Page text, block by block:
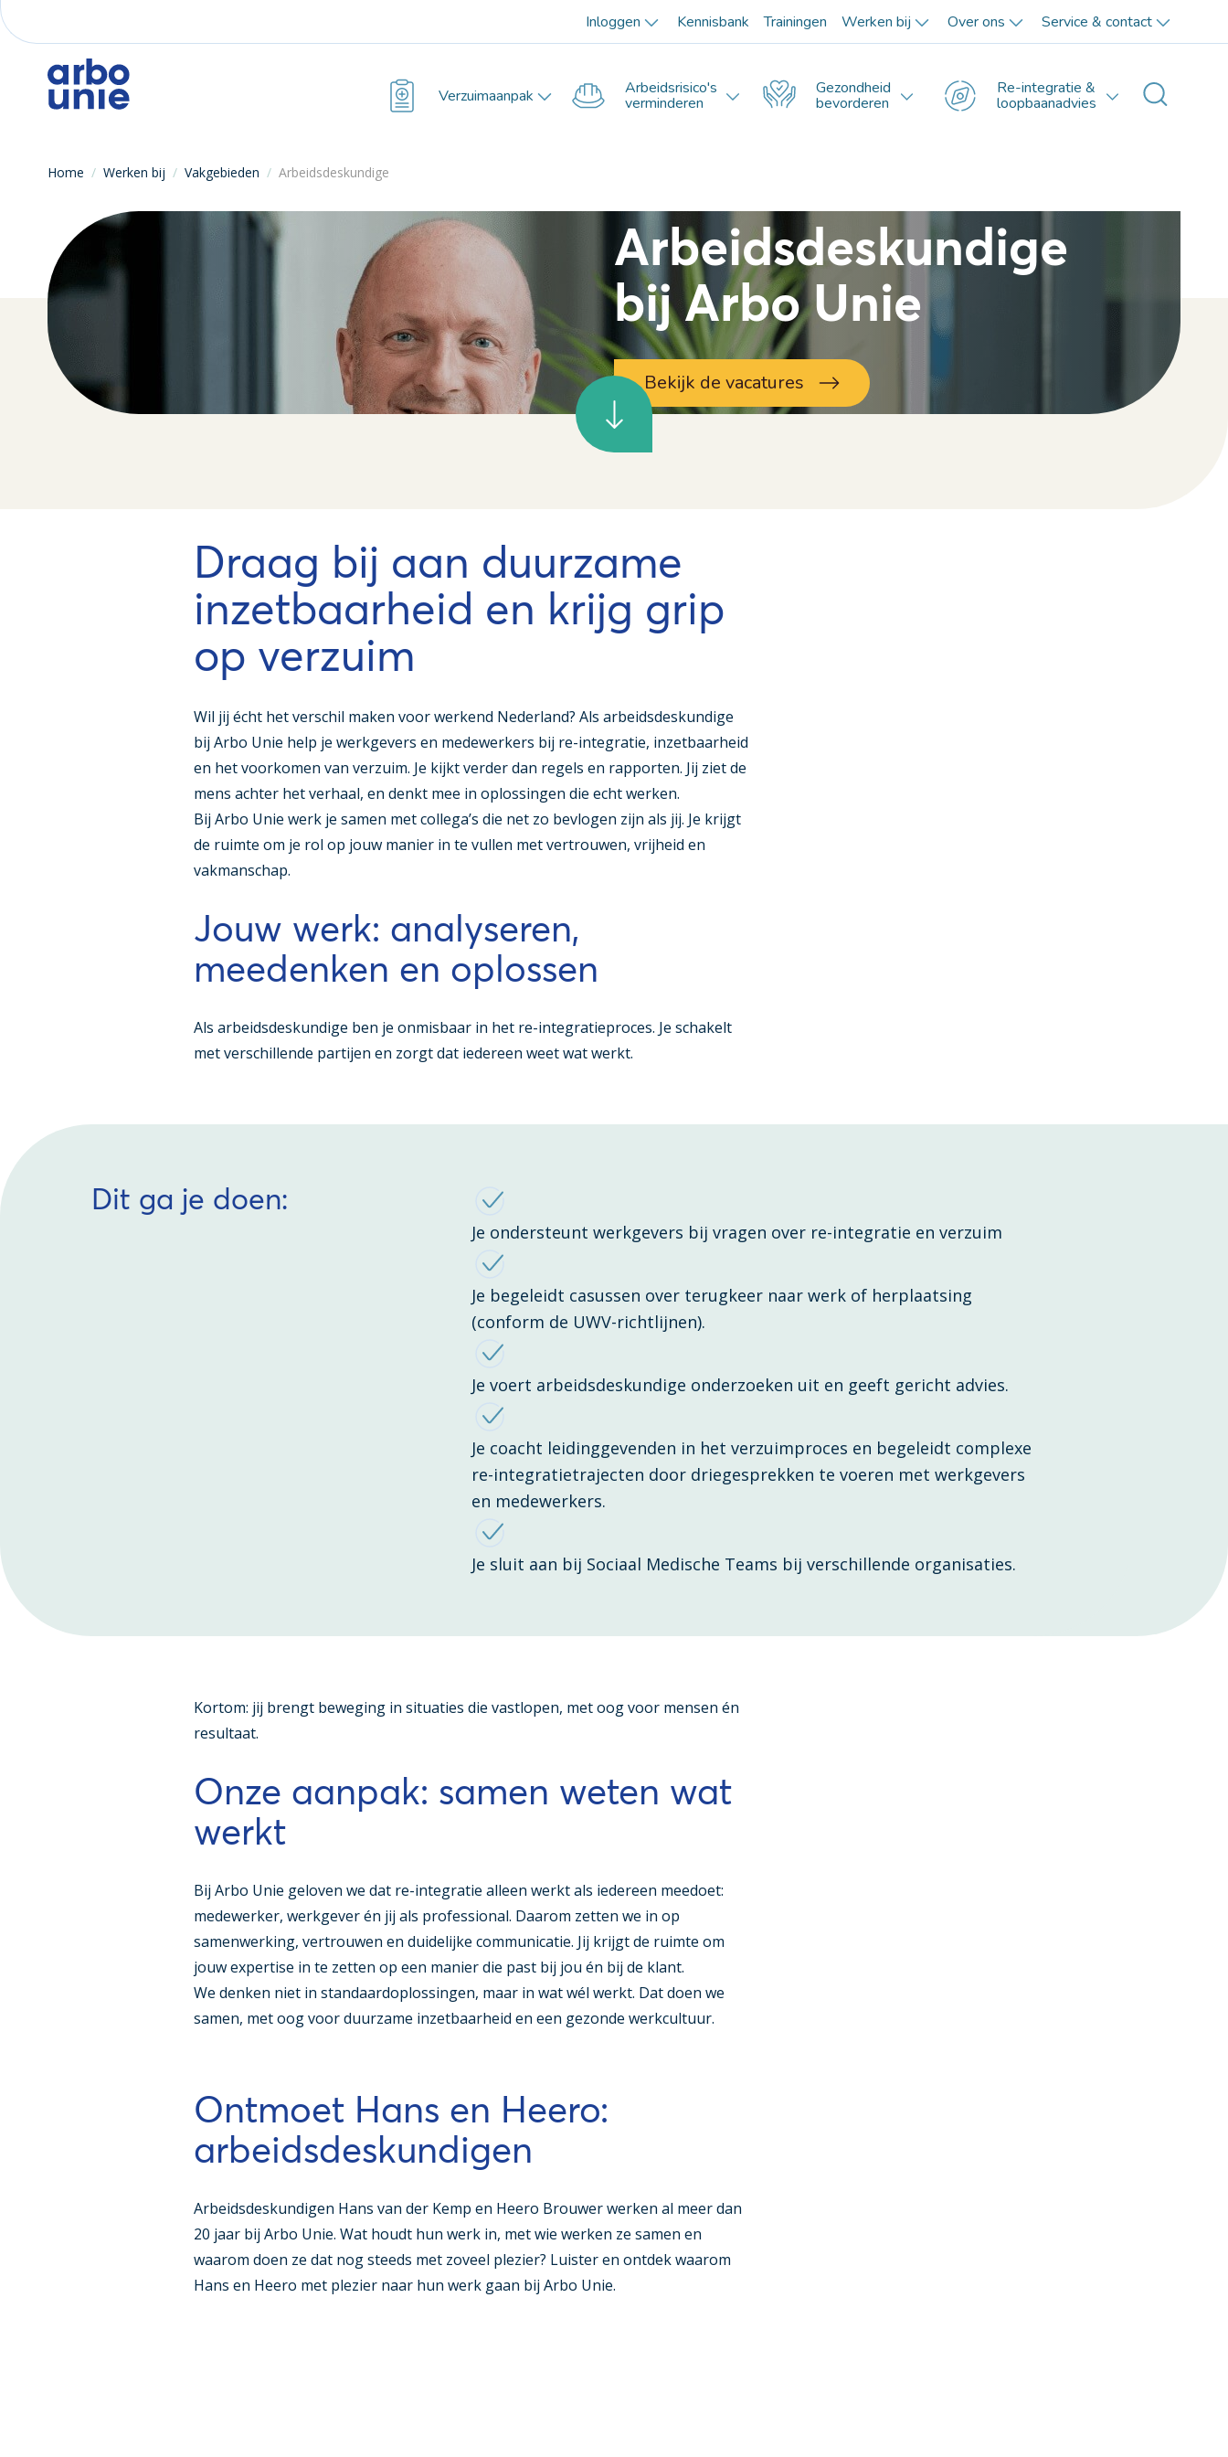
Inloggen Kennisbank Trainingen Werken bij Over ons Service & contact
Verzuimaanpak Arbeidsrisico's
verminderen
Gezondheid
bevorderen
Re-integratie &
loopbaanadvies
Home / Werken bij / Vakgebieden / Arbeidsdeskundige
Arbeidsdeskundige
bij Arbo Unie
Bekijk de vacatures
Draag bij aan duurzame
inzetbaarheid en krijg grip
op verzuim
Wil jij écht het verschil maken voor werkend Nederland? Als arbeidsdeskundige
bij Arbo Unie help je werkgevers en medewerkers bij re-integratie, inzetbaarheid
en het voorkomen van verzuim. Je kijkt verder dan regels en rapporten. Jij ziet de
mens achter het verhaal, en denkt mee in oplossingen die echt werken.
Bij Arbo Unie werk je samen met collega’s die net zo bevlogen zijn als jij. Je krijgt
de ruimte om je rol op jouw manier in te vullen met vertrouwen, vrijheid en
vakmanschap.
Jouw werk: analyseren,
meedenken en oplossen
Als arbeidsdeskundige ben je onmisbaar in het re-integratieproces. Je schakelt
met verschillende partijen en zorgt dat iedereen weet wat werkt.
Dit ga je doen:
Je ondersteunt werkgevers bij vragen over re-integratie en verzuim
Je begeleidt casussen over terugkeer naar werk of herplaatsing
(conform de UWV-richtlijnen).
Je voert arbeidsdeskundige onderzoeken uit en geeft gericht advies.
Je coacht leidinggevenden in het verzuimproces en begeleidt complexe
re-integratietrajecten door driegesprekken te voeren met werkgevers
en medewerkers.
Je sluit aan bij Sociaal Medische Teams bij verschillende organisaties.
Kortom: jij brengt beweging in situaties die vastlopen, met oog voor mensen én
resultaat.
Onze aanpak: samen weten wat
werkt
Bij Arbo Unie geloven we dat re-integratie alleen werkt als iedereen meedoet:
medewerker, werkgever én jij als professional. Daarom zetten we in op
samenwerking, vertrouwen en duidelijke communicatie. Jij krijgt de ruimte om
jouw expertise in te zetten op een manier die past bij jou én bij de klant.
We denken niet in standaardoplossingen, maar in wat wél werkt. Dat doen we
samen, met oog voor duurzame inzetbaarheid en een gezonde werkcultuur.
Ontmoet Hans en Heero:
arbeidsdeskundigen
Arbeidsdeskundigen Hans van der Kemp en Heero Brouwer werken al meer dan
20 jaar bij Arbo Unie. Wat houdt hun werk in, met wie werken ze samen en
waarom doen ze dat nog steeds met zoveel plezier? Luister en ontdek waarom
Hans en Heero met plezier naar hun werk gaan bij Arbo Unie.